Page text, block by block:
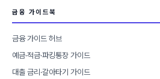
금융 가이드북
금융 가이드 허브
예금·적금·파킹통장 가이드
대출 금리·갈아타기 가이드